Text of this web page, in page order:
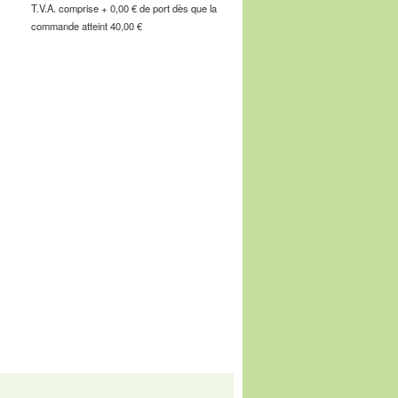
T.V.A. comprise + 0,00 € de port dès que la
commande atteint 40,00 €